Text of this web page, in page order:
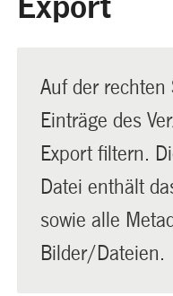
Auf der rechten
Einträge des
Export filtern.
Datei enthält
sowie alle
Bilder/Dateien.